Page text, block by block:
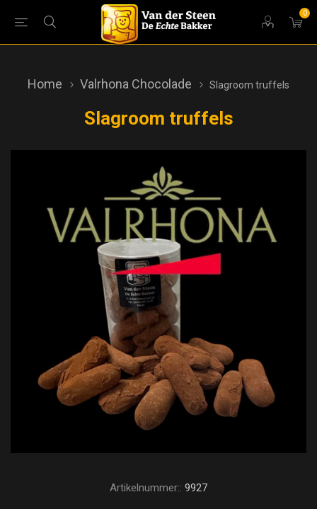
0
Home Valrhona Chocolade Slagroom truffels
Slagroom truffels
Artikelnummer:: 9927